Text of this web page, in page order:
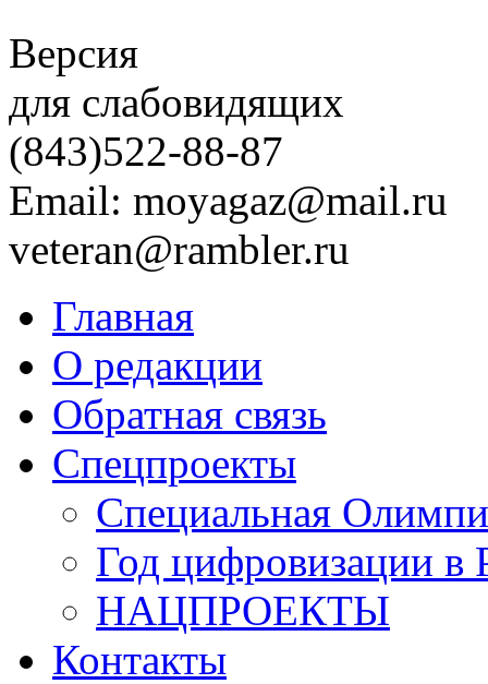
Версия
для слабовидящих
(843)522-88-87
Email: moyagaz@mail.ru
veteran@rambler.ru
Главная
О редакции
Обратная связь
Спецпроекты
Специальная
Год цифровизации в
НАЦПРОЕКТЫ
Контакты